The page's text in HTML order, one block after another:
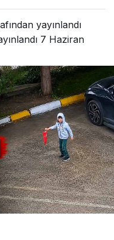
yayınlandı
7 Haziran